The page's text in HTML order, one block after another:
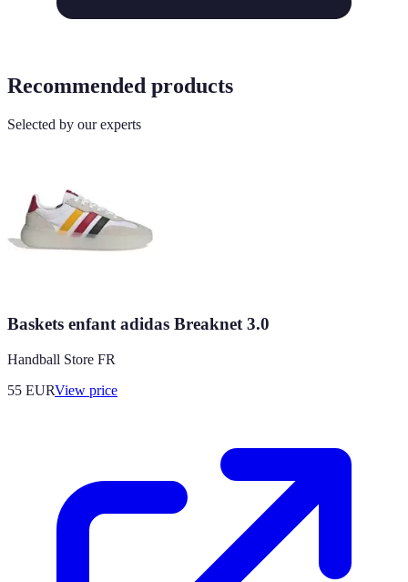
Recommended products
Selected by our experts
Baskets enfant adidas Breaknet 3.0
Handball Store FR
55 EURView price